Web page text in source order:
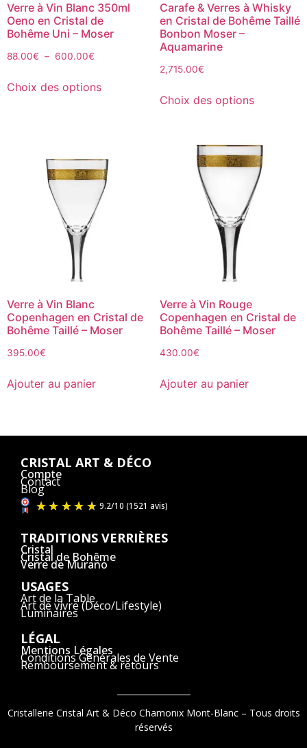
Verre à Vin Blanc 350ml
Oeno en Cristal de
Bohême Uni – Moser
88.00€ – 600.00€
Choix des options
Carafe & Verres à Whisky
en Cristal de Bohême Taillé
Bonbon Moser –
Aquamarine
2,715.00€
Choix des options
Verre à Vin Blanc
Copenhagen en Cristal de
Bohême Taillé – Moser
395.00€
Ajouter au panier
Verre à Vin Rouge
Copenhagen en Cristal de
Bohême Taillé – Moser
430.00€
Ajouter au panier
CRISTAL ART & DÉCO
Compte
Contact
Blog
TRADITIONS VERRIÈRES
Cristal
Cristal de Bohême
Verre de Murano
USAGES
Art de la Table
Art de vivre (Déco/Lifestyle)
Luminaires
LÉGAL
Mentions Légales
Conditions Générales de Vente
Remboursement & retours
Cristallerie Cristal Art & Déco Chamonix Mont-Blanc – Tous droits
réservés